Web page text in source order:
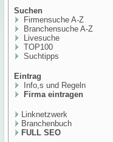
Suchen
Firmensuche A-Z
Branchensuche A-Z
Livesuche
TOP100
Suchtipps
Eintrag
Info,s und Regeln
Firma eintragen
Linknetzwerk
Branchenbuch
FULL SEO